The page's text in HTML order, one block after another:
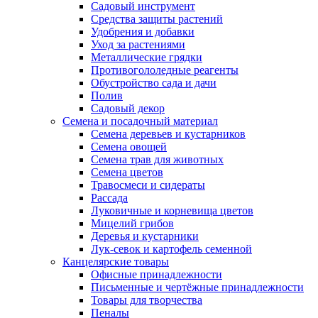
Садовый инструмент
Средства защиты растений
Удобрения и добавки
Уход за растениями
Металлические грядки
Противогололедные реагенты
Обустройство сада и дачи
Полив
Садовый декор
Семена и посадочный материал
Семена деревьев и кустарников
Семена овощей
Семена трав для животных
Семена цветов
Травосмеси и сидераты
Рассада
Луковичные и корневища цветов
Мицелий грибов
Деревья и кустарники
Лук-севок и картофель семенной
Канцелярские товары
Офисные принадлежности
Письменные и чертёжные принадлежности
Товары для творчества
Пеналы